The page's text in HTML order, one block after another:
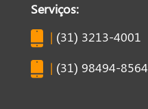
Serviços:
| (31) 3213-4001
| (31) 98494-8564